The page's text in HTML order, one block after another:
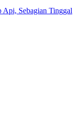
Api, Sebagian Tinggal